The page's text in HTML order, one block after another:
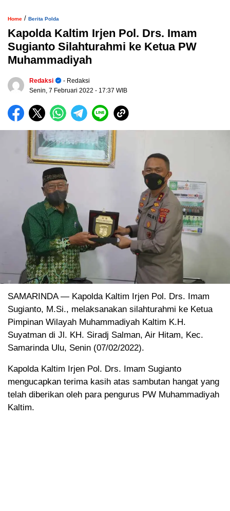
Home / Berita Polda
Kapolda Kaltim Irjen Pol. Drs. Imam
Sugianto Silahturahmi ke Ketua PW
Muhammadiyah
Redaksi
- Redaksi
Senin, 7 Februari 2022 - 17:37 WIB
SAMARINDA — Kapolda Kaltim Irjen Pol. Drs. Imam
Sugianto, M.Si., melaksanakan silahturahmi ke Ketua
Pimpinan Wilayah Muhammadiyah Kaltim K.H.
Suyatman di Jl. KH. Siradj Salman, Air Hitam, Kec.
Samarinda Ulu, Senin (07/02/2022).
Kapolda Kaltim Irjen Pol. Drs. Imam Sugianto
mengucapkan terima kasih atas sambutan hangat yang
telah diberikan oleh para pengurus PW Muhammadiyah
Kaltim.